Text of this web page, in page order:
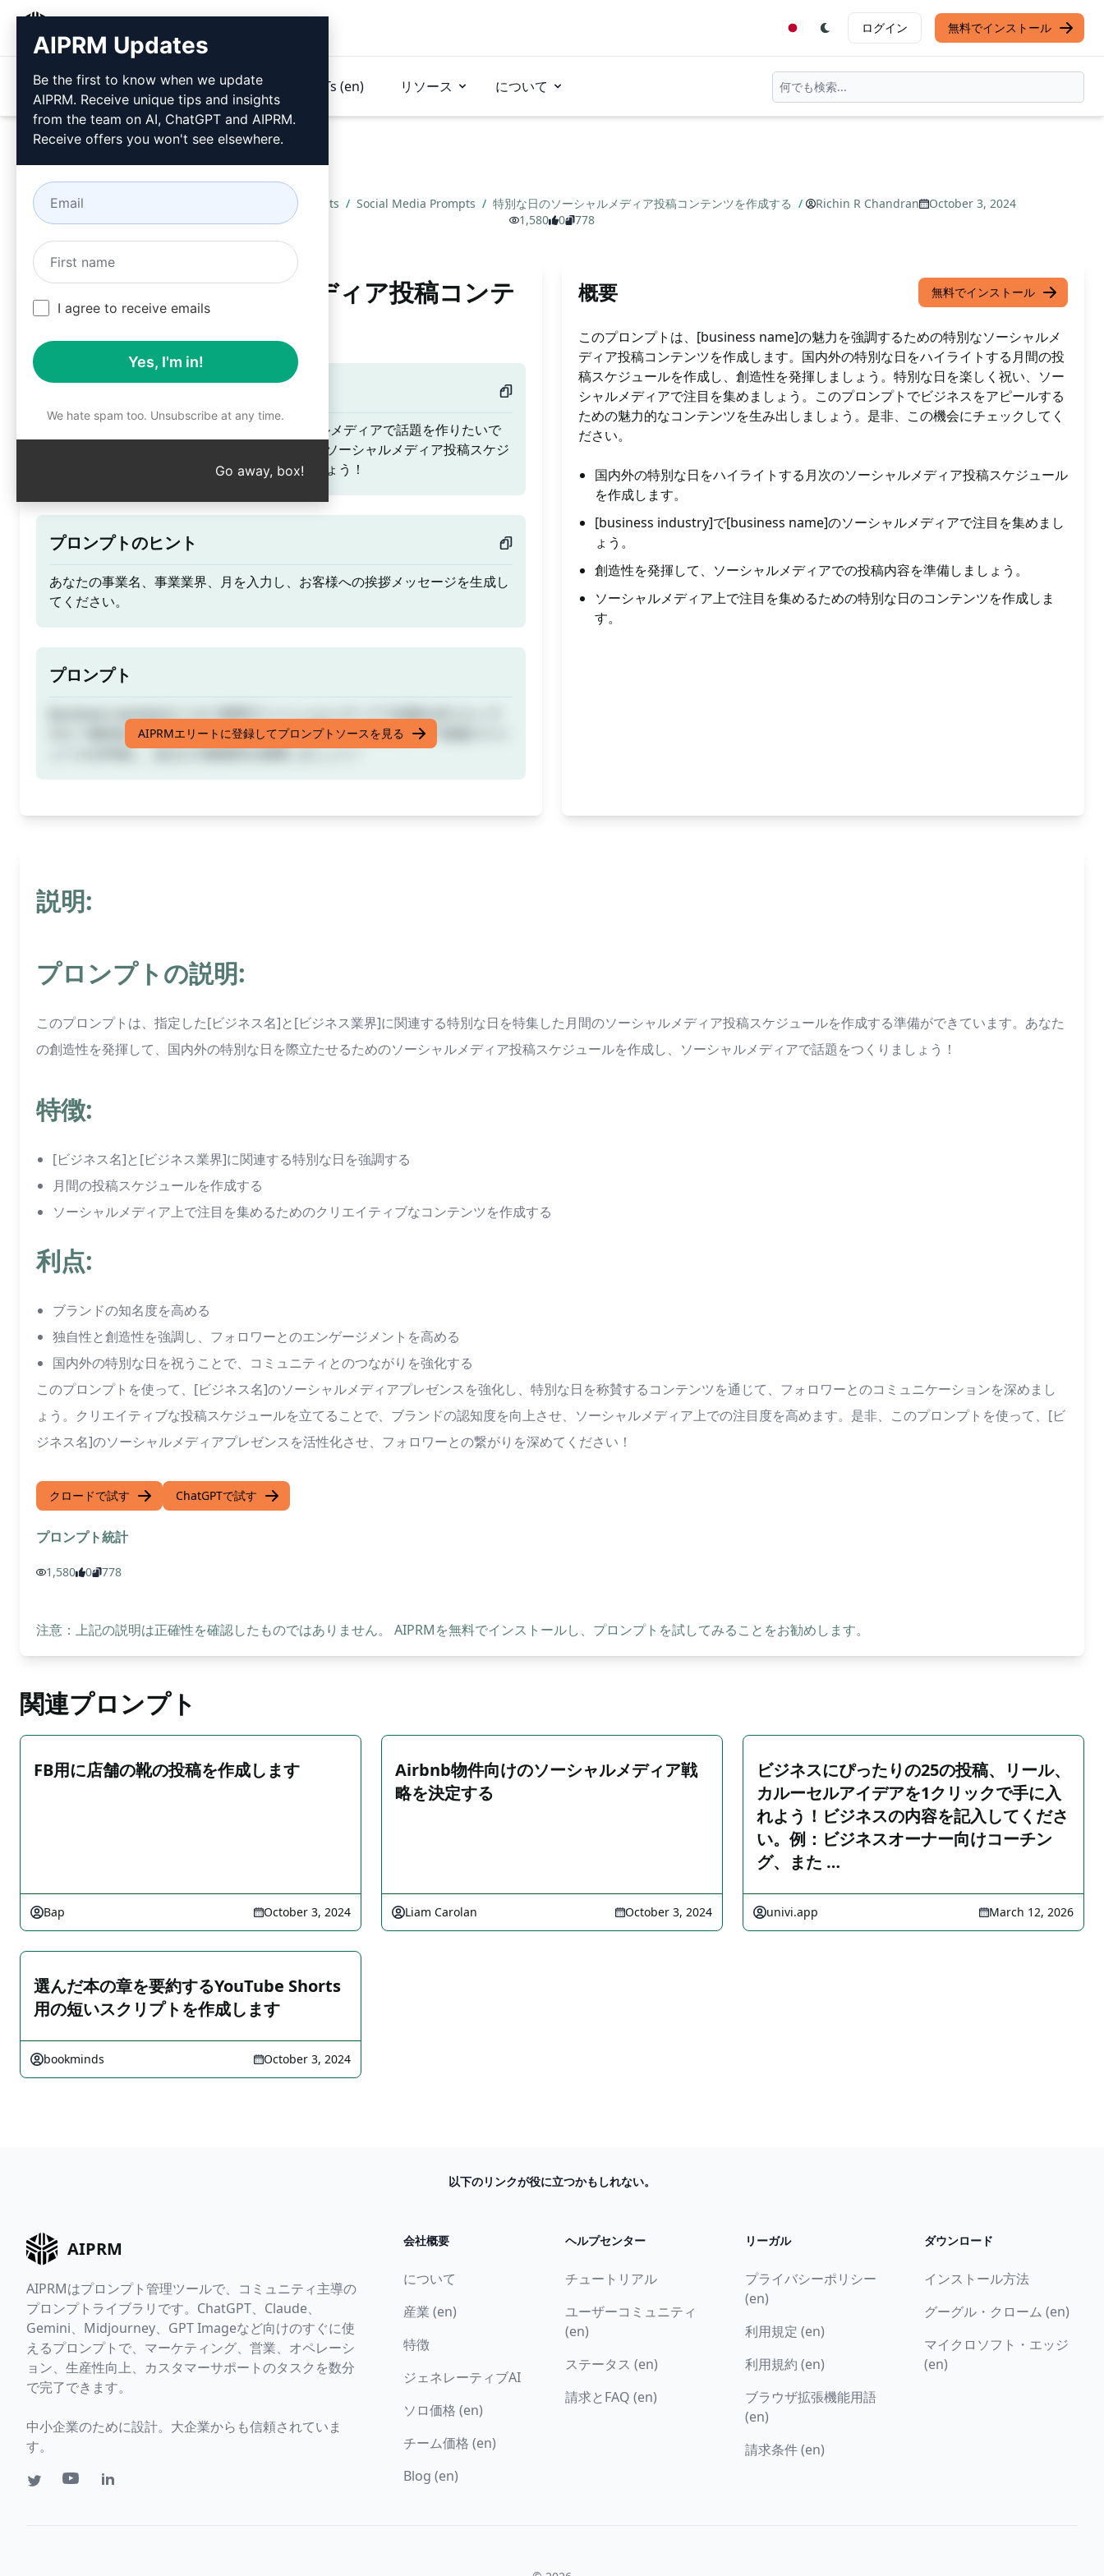
ログイン 無料でインストール
製品紹介 価格 プロンプト GPTs (en) リソース について
Marketing Prompts / Social Media Prompts / 特別な日のソーシャルメディア投稿コンテンツを作成する / Richin R Chandran
October 3, 2024
1,580
0 778
特別な日のソーシャルメディア投稿コンテ
ンツを作成する
[business name]を[ビジネス業界]でソーシャルメディアで話題を作りたいで
すか？国内外の特別な日をハイライトした月間ソーシャルメディア投稿スケジ
ュールを作成し、あなたの創造性を発揮しましょう！
プロンプトのヒント
あなたの事業名、事業業界、月を入力し、お客様への挨拶メッセージを生成し
てください。
プロンプト
すか？国内外の特別な日をハイライトした月間ソーシャルメディア投稿スケジ
ュールを作成し、あなたの創造性を発揮しましょう！
AIPRMエリートに登録してプロンプトソースを見る
概要 無料でインストール
このプロンプトは、[business name]の魅力を強調するための特別なソーシャルメ
ディア投稿コンテンツを作成します。国内外の特別な日をハイライトする月間の投
稿スケジュールを作成し、創造性を発揮しましょう。特別な日を楽しく祝い、ソー
シャルメディアで注目を集めましょう。このプロンプトでビジネスをアピールする
ための魅力的なコンテンツを生み出しましょう。是非、この機会にチェックしてく
ださい。
国内外の特別な日をハイライトする月次のソーシャルメディア投稿スケジュール
を作成します。
[business industry]で[business name]のソーシャルメディアで注目を集めまし
ょう。
創造性を発揮して、ソーシャルメディアでの投稿内容を準備しましょう。
ソーシャルメディア上で注目を集めるための特別な日のコンテンツを作成しま
す。
説明:
プロンプトの説明:
このプロンプトは、指定した[ビジネス名]と[ビジネス業界]に関連する特別な日を特集した月間のソーシャルメディア投稿スケジュールを作成する準備ができています。あなた
の創造性を発揮して、国内外の特別な日を際立たせるためのソーシャルメディア投稿スケジュールを作成し、ソーシャルメディアで話題をつくりましょう！
特徴:
[ビジネス名]と[ビジネス業界]に関連する特別な日を強調する
月間の投稿スケジュールを作成する
ソーシャルメディア上で注目を集めるためのクリエイティブなコンテンツを作成する
利点:
ブランドの知名度を高める
独自性と創造性を強調し、フォロワーとのエンゲージメントを高める
国内外の特別な日を祝うことで、コミュニティとのつながりを強化する
このプロンプトを使って、[ビジネス名]のソーシャルメディアプレゼンスを強化し、特別な日を称賛するコンテンツを通じて、フォロワーとのコミュニケーションを深めまし
ょう。クリエイティブな投稿スケジュールを立てることで、ブランドの認知度を向上させ、ソーシャルメディア上での注目度を高めます。是非、このプロンプトを使って、[ビ
ジネス名]のソーシャルメディアプレゼンスを活性化させ、フォロワーとの繋がりを深めてください！
クロードで試す ChatGPTで試す
プロンプト統計
1,580 0 778
注意：上記の説明は正確性を確認したものではありません。 AIPRMを無料でインストールし、プロンプトを試してみることをお勧めします。
関連プロンプト
FB用に店舗の靴の投稿を作成します
Bap October 3, 2024
Airbnb物件向けのソーシャルメディア戦
略を決定する
Liam Carolan October 3, 2024
ビジネスにぴったりの25の投稿、リール、
カルーセルアイデアを1クリックで手に入
れよう！ビジネスの内容を記入してくださ
い。例：ビジネスオーナー向けコーチン
グ、また …
univi.app March 12, 2026
選んだ本の章を要約するYouTube Shorts
用の短いスクリプトを作成します
bookminds October 3, 2024
以下のリンクが役に立つかもしれない。
AIPRM
AIPRMはプロンプト管理ツールで、コミュニティ主導の
プロンプトライブラリです。ChatGPT、Claude、
Gemini、Midjourney、GPT Imageなど向けのすぐに使
えるプロンプトで、マーケティング、営業、オペレーシ
ョン、生産性向上、カスタマーサポートのタスクを数分
で完了できます。
中小企業のために設計。大企業からも信頼されていま
す。
会社概要
について
産業 (en)
特徴
ジェネレーティブAI
ソロ価格 (en)
チーム価格 (en)
Blog (en)
ヘルプセンター
チュートリアル
ユーザーコミュニティ
(en)
ステータス (en)
請求とFAQ (en)
リーガル
プライバシーポリシー
(en)
利用規定 (en)
利用規約 (en)
ブラウザ拡張機能用語
(en)
請求条件 (en)
ダウンロード
インストール方法
グーグル・クローム (en)
マイクロソフト・エッジ
(en)
AIPRM Updates
Be the first to know when we update
AIPRM. Receive unique tips and insights
from the team on AI, ChatGPT and AIPRM.
Receive offers you won't see elsewhere.
I agree to receive emails
Yes, I'm in!
We hate spam too. Unsubscribe at any time.
Go away, box!